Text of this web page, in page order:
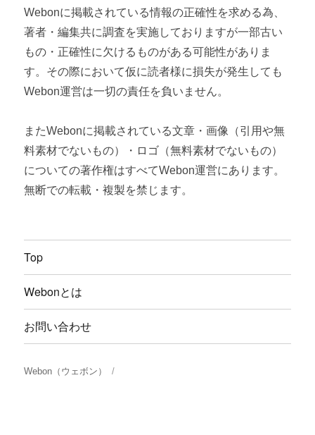
Webonに掲載されている情報の正確性を求める為、
著者・編集共に調査を実施しておりますが一部古い
もの・正確性に欠けるものがある可能性がありま
す。その際において仮に読者様に損失が発生しても
Webon運営は一切の責任を負いません。
またWebonに掲載されている文章・画像（引用や無
料素材でないもの）・ロゴ（無料素材でないもの）
についての著作権はすべてWebon運営にあります。
無断での転載・複製を禁じます。
Top
Webonとは
お問い合わせ
Webon（ウェボン）